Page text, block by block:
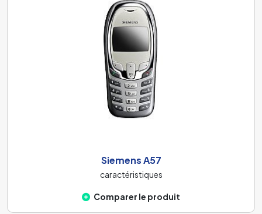
Siemens A57
caractéristiques
Comparer le produit